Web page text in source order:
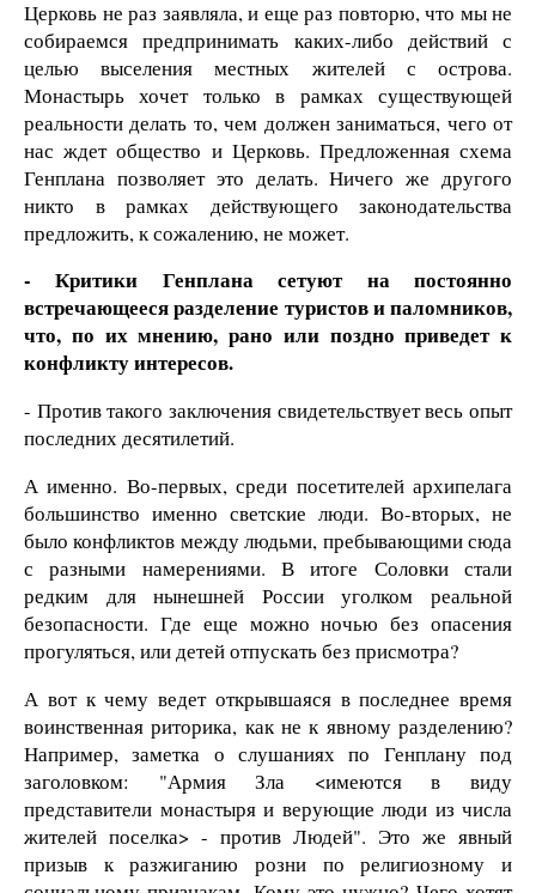
Церковь не раз заявляла, и еще раз повторю, что мы не
собираемся предпринимать каких-либо действий с
целью выселения местных жителей с острова.
Монастырь хочет только в рамках существующей
реальности делать то, чем должен заниматься, чего от
нас ждет общество и Церковь. Предложенная схема
Генплана позволяет это делать. Ничего же другого
никто в рамках действующего законодательства
предложить, к сожалению, не может.
- Критики Генплана сетуют на постоянно
встречающееся разделение туристов и паломников,
что, по их мнению, рано или поздно приведет к
конфликту интересов.
- Против такого заключения свидетельствует весь опыт
последних десятилетий.
А именно. Во-первых, среди посетителей архипелага
большинство именно светские люди. Во-вторых, не
было конфликтов между людьми, пребывающими сюда
с разными намерениями. В итоге Соловки стали
редким для нынешней России уголком реальной
безопасности. Где еще можно ночью без опасения
прогуляться, или детей отпускать без присмотра?
А вот к чему ведет открывшаяся в последнее время
воинственная риторика, как не к явному разделению?
Например, заметка о слушаниях по Генплану под
заголовком: "Армия Зла <имеются в виду
представители монастыря и верующие люди из числа
жителей поселка> - против Людей". Это же явный
призыв к разжиганию розни по религиозному и